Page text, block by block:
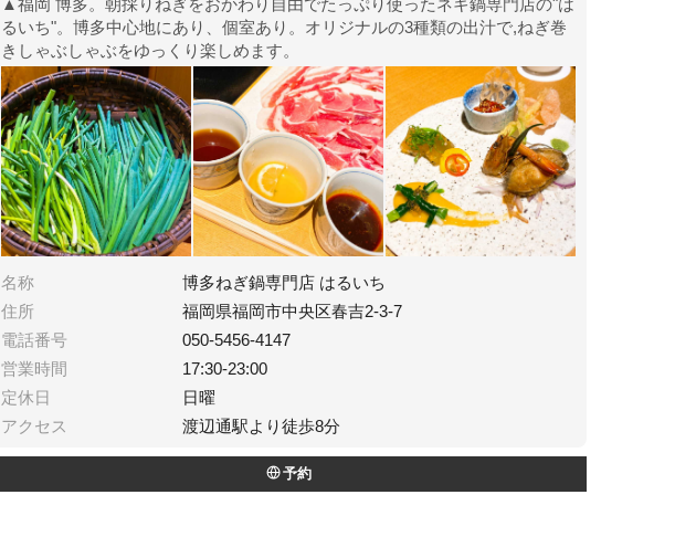
▲福岡 博多。朝採りねぎをおかわり自由でたっぷり使ったネギ鍋専門店の"は
るいち"。博多中心地にあり、個室あり。オリジナルの3種類の出汁で,ねぎ巻
きしゃぶしゃぶをゆっくり楽しめます。
名称
博多ねぎ鍋専門店 はるいち
住所
福岡県福岡市中央区春吉2-3-7
電話番号
050-5456-4147
営業時間
17:30-23:00
定休日
日曜
アクセス
渡辺通駅より徒歩8分
予約